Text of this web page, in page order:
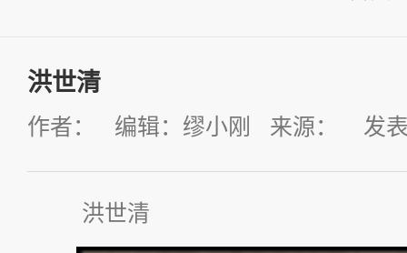
洪世清
作者： 编辑：缪小刚 来源： 发表
洪世清